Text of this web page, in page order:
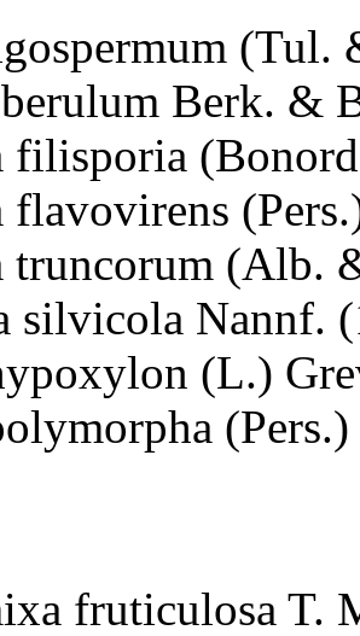
(Tul.
Berk. &
filisporia
flavovirens
truncorum (Alb.
silvicola Nannf.
(L.)
fruticulosa T.